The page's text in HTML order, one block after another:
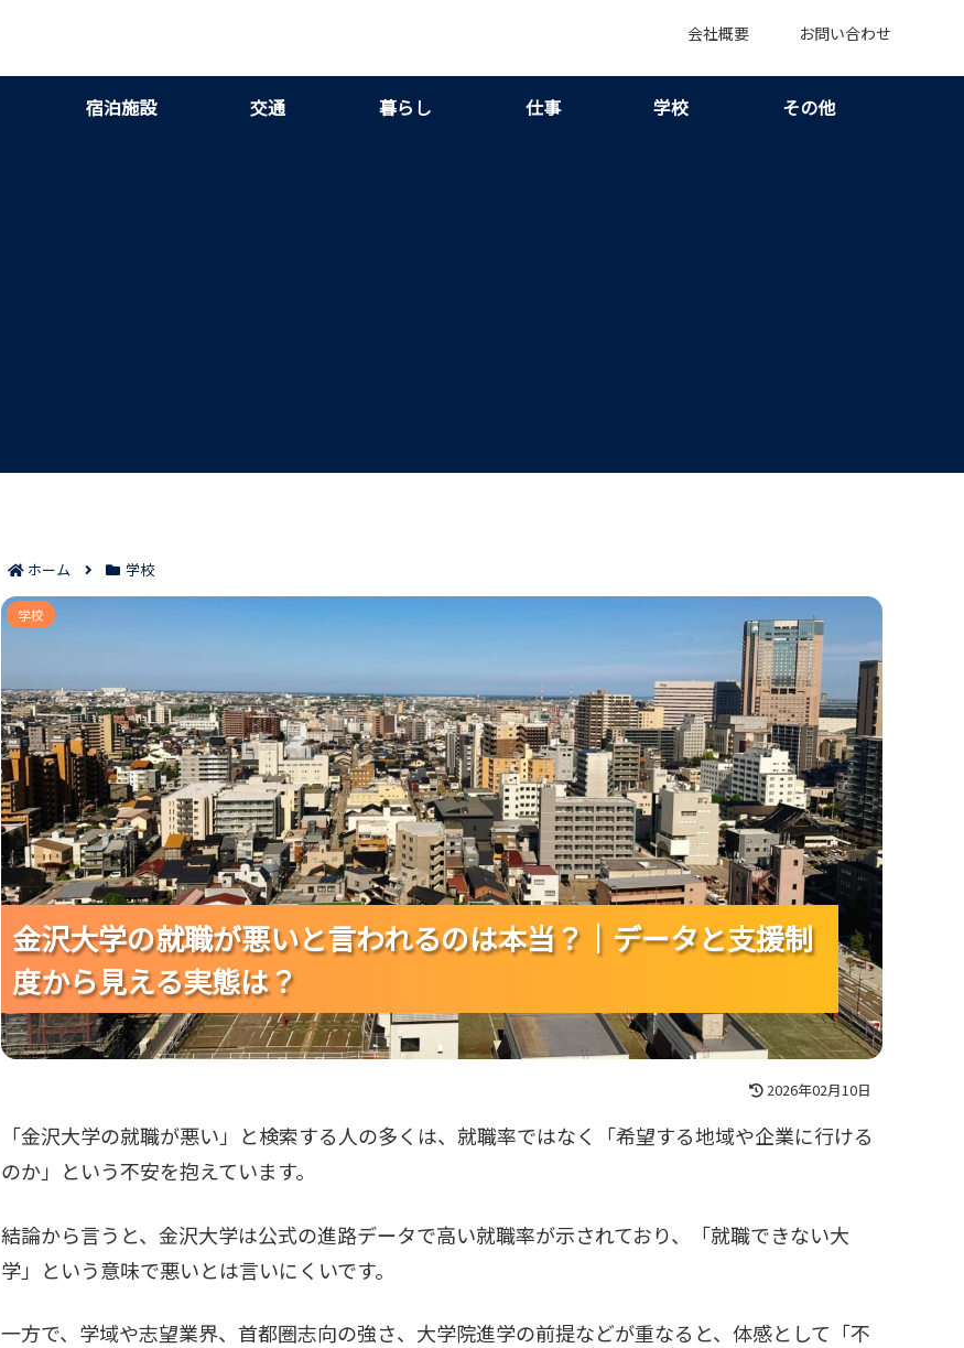
会社概要 お問い合わせ
宿泊施設 交通 暮らし 仕事 学校 その他
ホーム 学校
金沢大学の就職が悪いと言われるのは本当？｜データと支援制
度から見える実態は？
金沢大学の就職が悪いと言われるのは本当？｜データと支援制
度から見える実態は？
金沢大学の就職が悪いと言われるのは本当？｜データと支援制
度から見える実態は？
学校
2026年02月10日
「金沢大学の就職が悪い」と検索する人の多くは、就職率ではなく「希望する地域や企業に行ける
のか」という不安を抱えています。
結論から言うと、金沢大学は公式の進路データで高い就職率が示されており、「就職できない大
学」という意味で悪いとは言いにくいです。
一方で、学域や志望業界、首都圏志向の強さ、大学院進学の前提などが重なると、体感として「不